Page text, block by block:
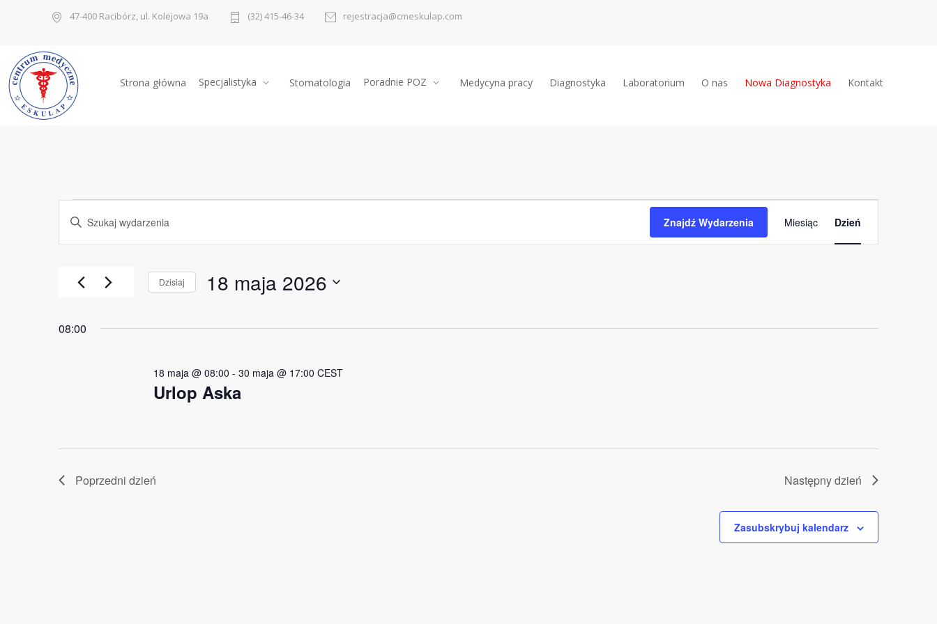
47-400 Racibórz, ul. Kolejowa 19a (32) 415-46-34 rejestracja@cmeskulap.com
Strona główna Specjalistyka Stomatologia Poradnie POZ Medycyna pracy Diagnostyka Laboratorium O nas Nowa Diagnostyka Kontakt
Wydarzenia
for
2026
Wydarzenia
wyszukiwaniu
widokach
słowo
kluczowe.
Szukaj
Wydarzenia.
Znajdź Wydarzenia
Widoki
nawigacja
Miesiąc Dzień
Dzisiaj 18 maja 2026
08:00
Urlop Aska
18 maja @ 08:00 - 30 maja @ 17:00 CEST
Poprzedni dzień Następny dzień
Zasubskrybuj kalendarz